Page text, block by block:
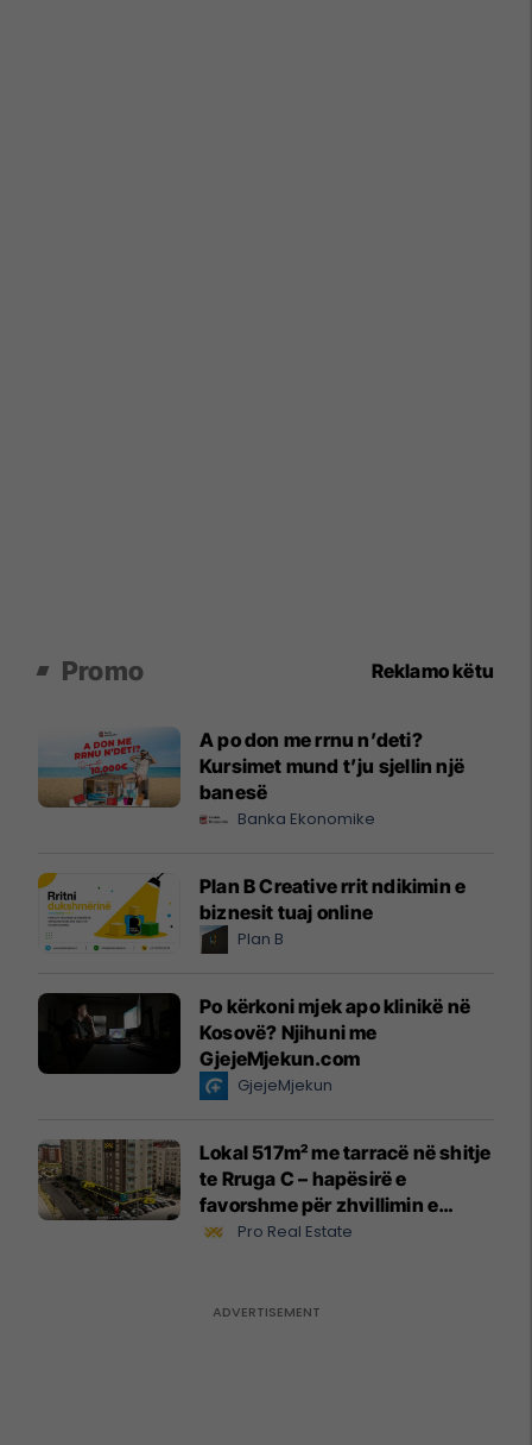
Promo Reklamo këtu
A po don me rrnu n’deti?
Kursimet mund t’ju sjellin një
banesë
Banka Ekonomike
Plan B Creative rrit ndikimin e
biznesit tuaj online
Plan B
Po kërkoni mjek apo klinikë në
Kosovë? Njihuni me
GjejeMjekun.com
GjejeMjekun
Lokal 517m² me tarracë në shitje
te Rruga C – hapësirë e
favorshme për zhvillimin e
biznesit #15796
Pro Real Estate